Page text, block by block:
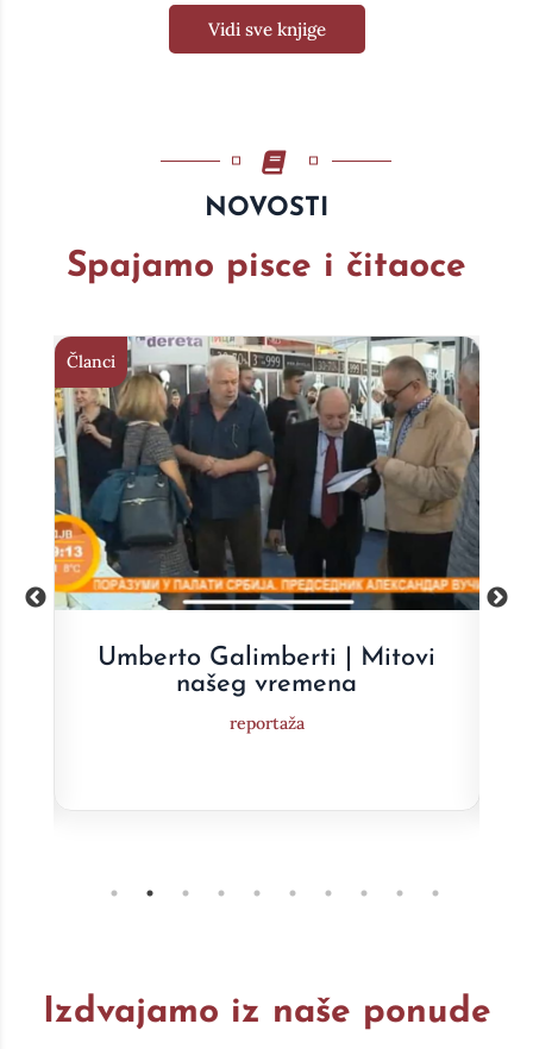
Vidi sve knjige
NOVOSTI
Spajamo pisce i čitaoce
Članci
Dragan Prole | Jednakost
nejednakog
Intervju
Izdvajamo iz naše ponude